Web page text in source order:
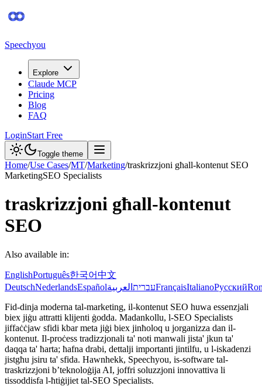
Speechyou
Explore
Claude MCP
Pricing
Blog
FAQ
LoginStart Free
Toggle theme
Home/Use Cases/MT/Marketing/traskrizzjoni għall-kontenut SEO
MarketingSEO Specialists
traskrizzjoni għall-kontenut
SEO
Also available in:
EnglishPortuguês한국어中文
DeutschNederlandsEspañol עברית العربية FrançaisItalianoРусский
Fid-dinja moderna tal-marketing, il-kontenut SEO huwa essenzjali
biex jiġu attratti klijenti ġodda. Madankollu, l-SEO Specialists
jiffaċċjaw sfidi kbar meta jiġi biex jinħoloq u jorganizza dan il-
kontenut. Il-proċess tradizzjonali ta' noti manwali jista' jkun ta'
daqqa ta' ħarta; ħafna drabi, dettalji importanti jintilfu, u l-iskadenzi
jistgħu jsiru ta' sfida. Hawnhekk, Speechyou, is-software tal-
traskrizzjoni b’teknoloġija AI, joffri soluzzjoni innovattiva li
tissoddisfa l-ħtiġijiet tal-SEO Specialists.